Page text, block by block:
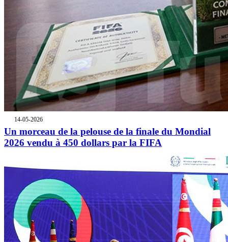
14-05-2026
Un morceau de la pelouse de la finale du Mondial
2026 vendu à 450 dollars par la FIFA